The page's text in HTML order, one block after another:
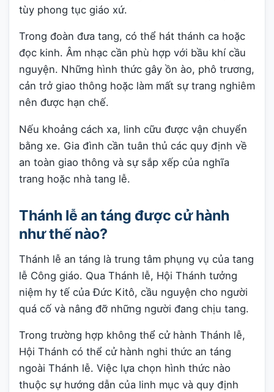
tùy phong tục giáo xứ.
Trong đoàn đưa tang, có thể hát thánh ca hoặc
đọc kinh. Âm nhạc cần phù hợp với bầu khí cầu
nguyện. Những hình thức gây ồn ào, phô trương,
cản trở giao thông hoặc làm mất sự trang nghiêm
nên được hạn chế.
Nếu khoảng cách xa, linh cữu được vận chuyển
bằng xe. Gia đình cần tuân thủ các quy định về
an toàn giao thông và sự sắp xếp của nghĩa
trang hoặc nhà tang lễ.
Thánh lễ an táng được cử hành
như thế nào?
Thánh lễ an táng là trung tâm phụng vụ của tang
lễ Công giáo. Qua Thánh lễ, Hội Thánh tưởng
niệm hy tế của Đức Kitô, cầu nguyện cho người
quá cố và nâng đỡ những người đang chịu tang.
Trong trường hợp không thể cử hành Thánh lễ,
Hội Thánh có thể cử hành nghi thức an táng
ngoài Thánh lễ. Việc lựa chọn hình thức nào
thuộc sự hướng dẫn của linh mục và quy định